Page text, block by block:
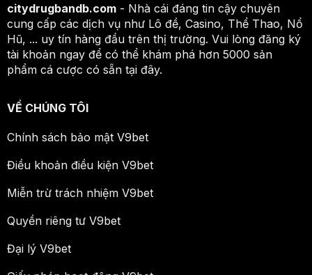
citydrugbandb.com- Nhà cái đáng tin cậy chuyên
cung cấp các dịch vụ như Lô đề, Casino, Thể Thao, Nổ
Hũ, ... uy tín hàng đầu trên thị trường. Vui lòng đăng ký
tài khoản ngay để có thể khám phá hơn 5000 sản
phẩm cá cược có sẵn tại đây.
VỀ CHÚNG TÔI
Chính sách bảo mật V9bet
Điều khoản điều kiện V9bet
Miễn trừ trách nhiệm V9bet
Quyền riêng tư V9bet
Đại lý V9bet